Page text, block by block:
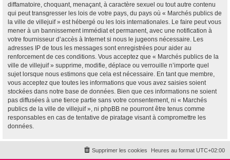
diffamatoire, choquant, menaçant, à caractère sexuel ou tout autre contenu
qui peut transgresser les lois de votre pays, du pays où « Marchés publics de
la ville de villejuif » est hébergé ou les lois internationales. Le faire peut vous
mener à un bannissement immédiat et permanent, avec une notification à
votre fournisseur d’accès à Internet si nous le jugeons nécessaire. Les
adresses IP de tous les messages sont enregistrées pour aider au
renforcement de ces conditions. Vous acceptez que « Marchés publics de la
ville de villejuif » supprime, modifie, déplace ou verrouille n’importe quel
sujet lorsque nous estimons que cela est nécessaire. En tant que membre,
vous acceptez que toutes les informations que vous avez saisies soient
stockées dans notre base de données. Bien que ces informations ne soient
pas diffusées à une tierce partie sans votre consentement, ni « Marchés
publics de la ville de villejuif », ni phpBB ne pourront être tenus comme
responsables en cas de tentative de piratage visant à compromettre les
données.
Heures au format UTC+02:00
Supprimer les cookies